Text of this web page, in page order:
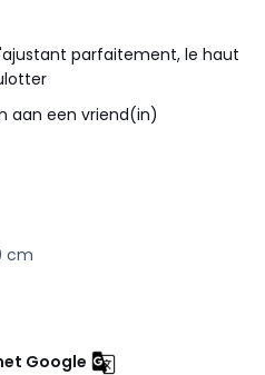
parfaitement, le haut
aan een vriend(in)
cm
Google